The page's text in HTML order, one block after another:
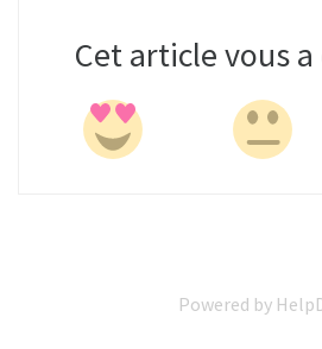
Cet article vous
Powered by